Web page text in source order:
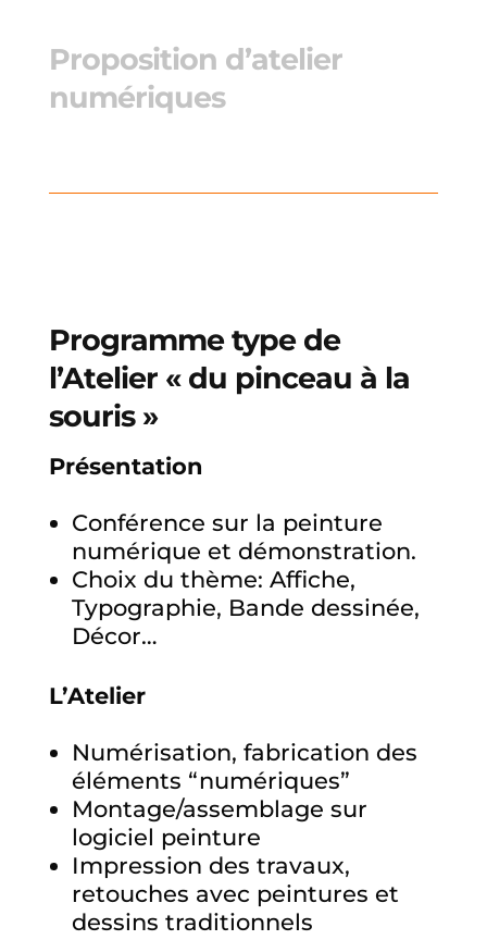
Proposition d’atelier
numériques
Programme type de
l’Atelier « du pinceau à la
souris »
Présentation
Conférence sur la peinture
numérique et démonstration.
Choix du thème: Affiche,
Typographie, Bande dessinée,
Décor…
L’Atelier
Numérisation, fabrication des
éléments “numériques”
Montage/assemblage sur
logiciel peinture
Impression des travaux,
retouches avec peintures et
dessins traditionnels